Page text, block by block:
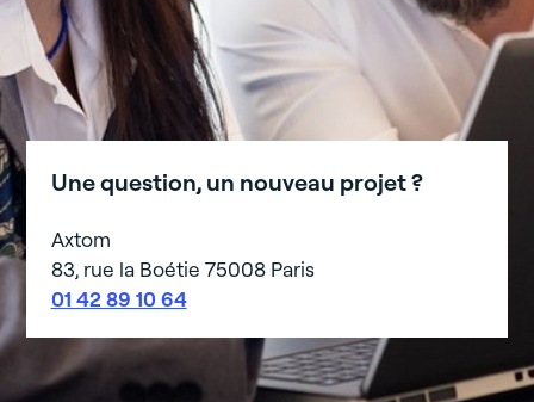
Une question, un nouveau projet ?
Axtom
83, rue la Boétie 75008 Paris
01 42 89 10 64